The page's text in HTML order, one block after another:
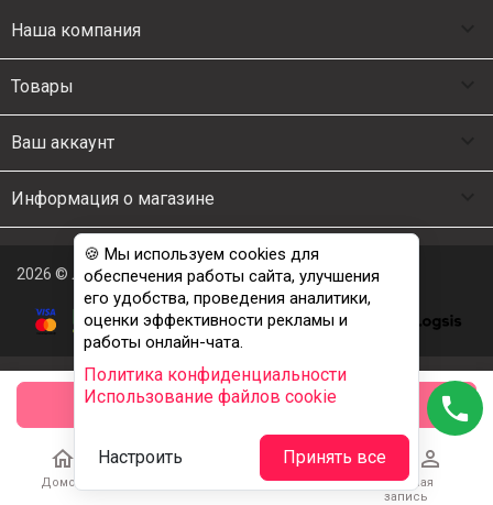
Наша компания
Товары
Ваш аккаунт
Информация о магазине
2026 © Люкс Постель
🍪 Мы используем cookies для
обеспечения работы сайта, улучшения
его удобства, проведения аналитики,
оценки эффективности рекламы и
работы онлайн-чата.
Политика конфиденциальности
Использование файлов cookie
Настроить Принять все
phone
заказать

Домой

Корзина

Избранное

Учетная
запись